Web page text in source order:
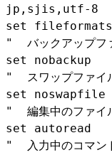
jp,sjis,utf-8
set
" バックアップフ
set nobackup
" スワップファイ
set noswapfile
" 編集中のファイ
set autoread
" 入力中のコマン